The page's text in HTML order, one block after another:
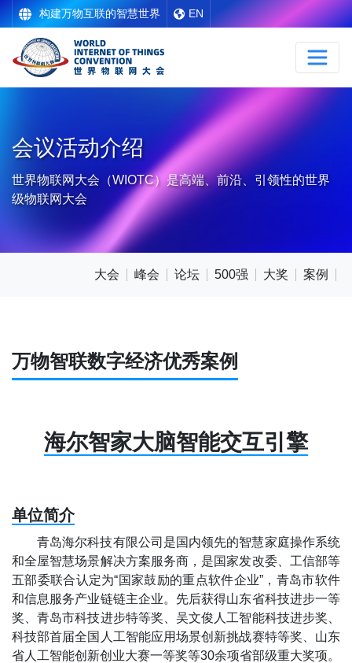
构建万物互联的智慧世界 EN
会议活动介绍
世界物联网大会（WIOTC）是高端、前沿、引领性的世界
级物联网大会
大会 峰会 论坛 500强 大奖 案例
万物智联数字经济优秀案例
海尔智家大脑智能交互引擎
单位简介
青岛海尔科技有限公司是国内领先的智慧家庭操作系统
和全屋智慧场景解决方案服务商，是国家发改委、工信部等
五部委联合认定为“国家鼓励的重点软件企业”，青岛市软件
和信息服务产业链链主企业。先后获得山东省科技进步一等
奖、青岛市科技进步特等奖、吴文俊人工智能科技进步奖、
科技部首届全国人工智能应用场景创新挑战赛特等奖、山东
省人工智能创新创业大赛一等奖等30余项省部级重大奖项。